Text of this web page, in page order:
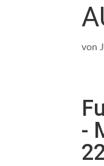
von
-